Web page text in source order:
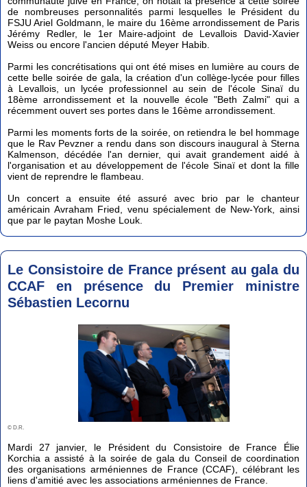
de nombreuses personnalités parmi lesquelles le Président du
FSJU Ariel Goldmann, le maire du 16ème arrondissement de Paris
Jérémy Redler, le 1er Maire-adjoint de Levallois David-Xavier
Weiss ou encore l'ancien député Meyer Habib.
Parmi les concrétisations qui ont été mises en lumière au cours de
cette belle soirée de gala, la création d'un collège-lycée pour filles
à Levallois, un lycée professionnel au sein de l'école Sinaï du
18ème arrondissement et la nouvelle école "Beth Zalmi" qui a
récemment ouvert ses portes dans le 16ème arrondissement.
Parmi les moments forts de la soirée, on retiendra le bel hommage
que le Rav Pevzner a rendu dans son discours inaugural à Sterna
Kalmenson, décédée l'an dernier, qui avait grandement aidé à
l'organisation et au développement de l'école Sinaï et dont la fille
vient de reprendre le flambeau.
Un concert a ensuite été assuré avec brio par le chanteur
américain Avraham Fried, venu spécialement de New-York, ainsi
que par le paytan Moshe Louk.
Le Consistoire de France présent au gala du
CCAF en présence du Premier ministre
Sébastien Lecornu
© D.R.
Mardi 27 janvier, le Président du Consistoire de France Élie
Korchia a assisté à la soirée de gala du Conseil de coordination
des organisations arméniennes de France (CCAF), célébrant les
liens d'amitié avec les associations arméniennes de France.